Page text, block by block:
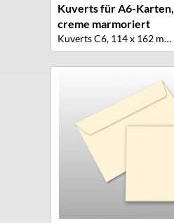
Kuverts für A6-Karten,
creme marmoriert
Kuverts C6, 114 x 162 mm, haftklebend, Farbe creme marmoriert